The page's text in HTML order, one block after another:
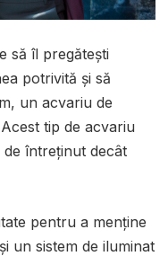
să îl pregătești
potrivită și să
un acvariu de
tip de acvariu
întreținut decât
pentru a menține
un sistem de iluminat